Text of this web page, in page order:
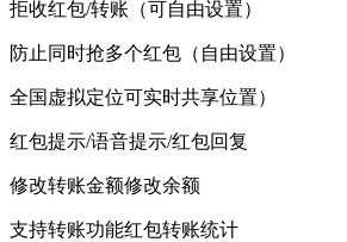
拒收红包/转账（可自由设置）
防止同时抢多个红包（自由设置）
全国虚拟定位可实时共享位置）
红包提示/语音提示/红包回复
修改转账金额修改余额
支持转账功能红包转账统计